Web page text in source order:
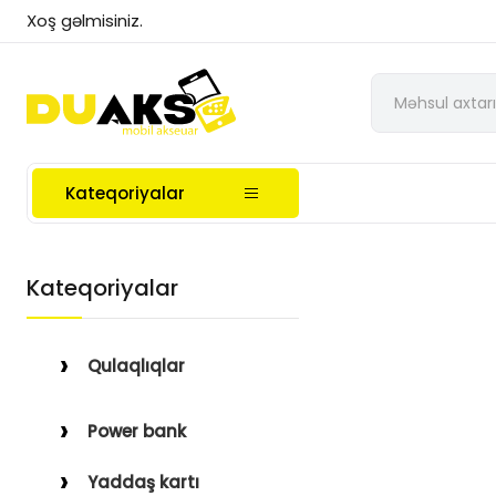
Xoş gəlmisiniz.
Kateqoriyalar
Kateqoriyalar
Qulaqlıqlar
Qulaqüstü
Power bank
Yaddaş kartı